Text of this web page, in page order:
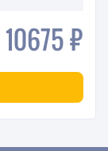
10675 ₽